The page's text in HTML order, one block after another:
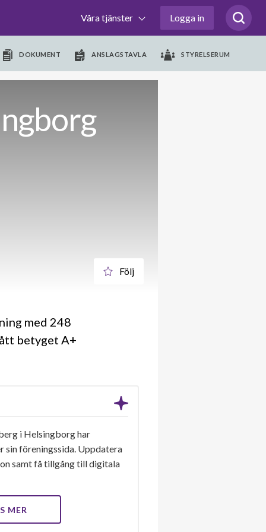
Våra tjänster Logga in
DOKUMENT ANSLAGSTAVLA STYRELSERUM
Följ
med 248
betyget A+
i Helsingborg har
föreningssida. Uppdatera
samt få tillgång till digitala
MER